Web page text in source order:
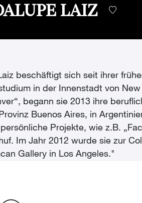
LAIZ
beschäftigt sich seit ihrer
in der Innenstadt von
begann sie 2013 ihre
Buenos Aires, in
Projekte, wie z.B.
Im Jahr 2012 wurde sie zur
Gallery in Los Angeles."